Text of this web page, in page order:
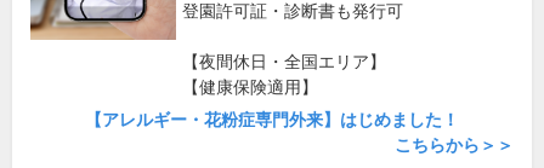
登園許可証・診断書も発行可
【夜間休日・全国エリア】
【健康保険適用】
【アレルギー・花粉症専門外来】はじめました！
こちらから＞＞